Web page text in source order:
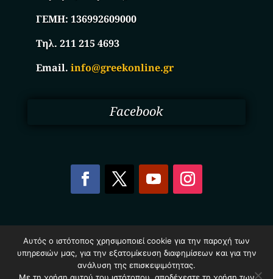
ΓΕΜΗ:136992609000
Τηλ. 211 215 4693
Email.info@greekonline.gr
Facebook
Επιχειρήσεων Ελλάδας – Greekonline.gr. All Rights
Reserved.
Όροι & Προυποθέσεις–Προστασία Προσωπικών
Αυτός ο ιστότοπος χρησιμοποιεί cookie για την παροχή των
υπηρεσιών μας, για την εξατομίκευση διαφημίσεων και για την
ανάλυση της επισκεψιμότητας.